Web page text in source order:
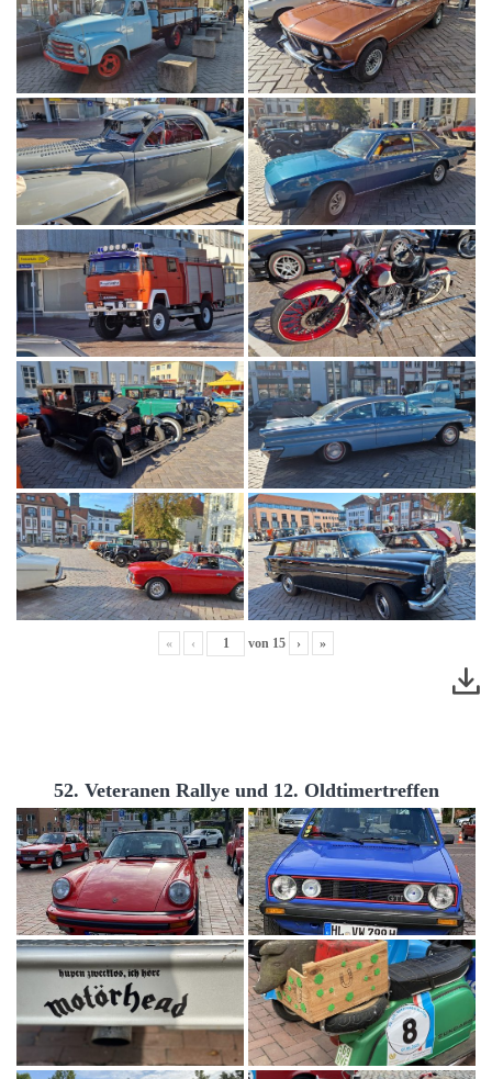
« ‹ von 15 › »
52. Veteranen Rallye und 12. Oldtimertreffen